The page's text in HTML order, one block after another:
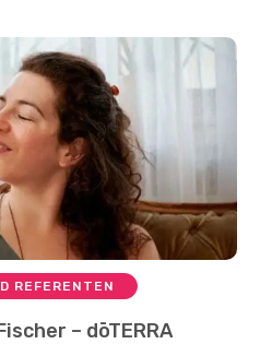
REFERENTEN
– dōTERRA